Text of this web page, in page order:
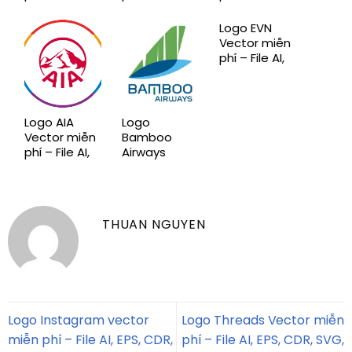
SVG, PNG
chuẩn mới
SVG, PNG
chuẩn mới
SVG, PNG
chuẩn mới
Logo AIA
Vector miễn
phí – File AI,
Logo
Bamboo
Airways
chuẩn mới
Logo EVN
Vector miễn
phí – File AI,
THUAN NGUYEN
Logo Instagram vector
miễn phí – File AI, EPS, CDR,
Logo Threads Vector miễn
phí – File AI, EPS, CDR, SVG,